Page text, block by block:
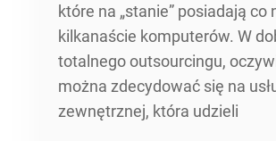
które na „stanie” posiadają co
kilkanaście komputerów. W
totalnego outsourcingu,
można zdecydować się na
zewnętrznej, która udzieli